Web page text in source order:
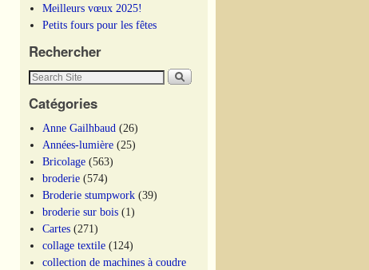
Meilleurs vœux 2025!
Petits fours pour les fêtes
Rechercher
Catégories
Anne Gailhbaud (26)
Années-lumière (25)
Bricolage (563)
broderie (574)
Broderie stumpwork (39)
broderie sur bois (1)
Cartes (271)
collage textile (124)
collection de machines à coudre